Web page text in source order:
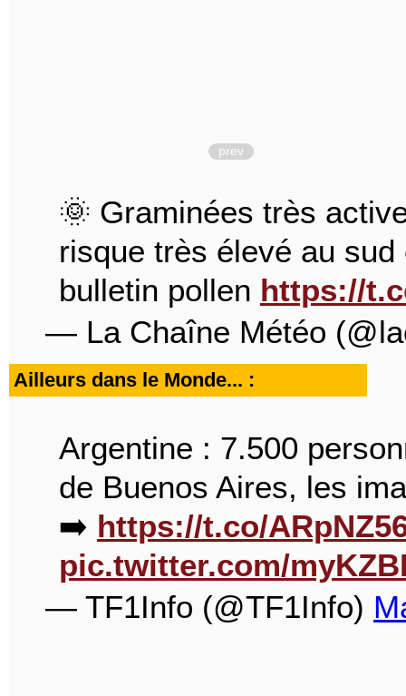
prev
🌞 Graminées très
risque très élevé au
bulletin pollen https://
— La Chaîne Météo
Ailleurs dans le Monde... :
Argentine : 7.500
de Buenos Aires, les
➡️ https://t.co/
pic.twitter.com/
— TF1Info (@TF1Info)